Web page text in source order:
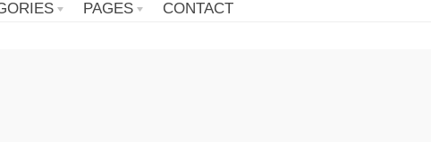
PAGES CONTACT